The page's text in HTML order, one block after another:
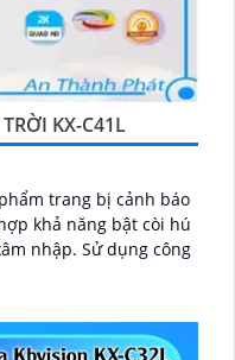
KX-C41L
trang bị cảnh báo
khả năng bật còi hú
dụng công